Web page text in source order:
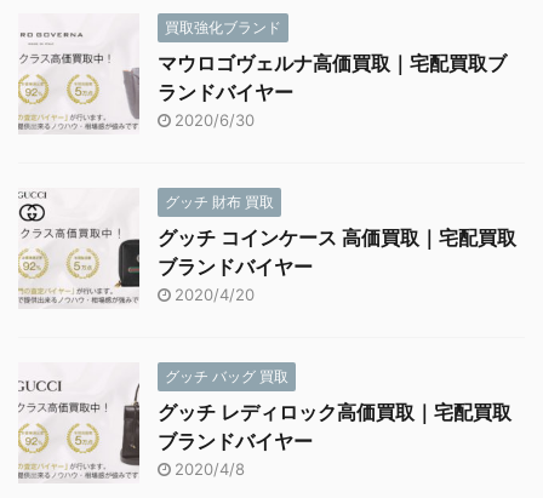
買取強化ブランド
マウロゴヴェルナ高価買取｜宅配買取ブ
ランドバイヤー
2020/6/30
グッチ 財布 買取
グッチ コインケース 高価買取｜宅配買取
ブランドバイヤー
2020/4/20
グッチ バッグ 買取
グッチ レディロック高価買取｜宅配買取
ブランドバイヤー
2020/4/8